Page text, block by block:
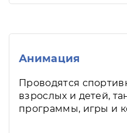
Анимация
Проводятся
взрослых и детей,
программы, игры и